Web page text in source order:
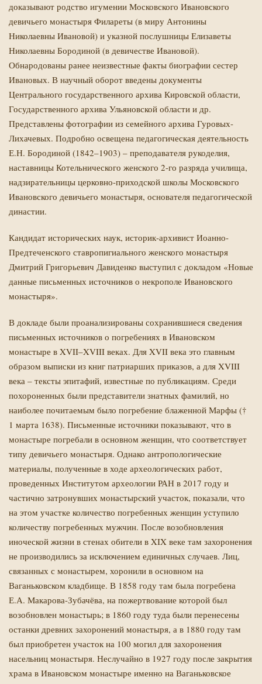
доказывают родство игумении Московского Ивановского
девичьего монастыря Филареты (в миру Антонины
Николаевны Ивановой) и указной послушницы Елизаветы
Николаевны Бородиной (в девичестве Ивановой).
Обнародованы ранее неизвестные факты биографии сестер
Ивановых. В научный оборот введены документы
Центрального государственного архива Кировской области,
Государственного архива Ульяновской области и др.
Представлены фотографии из семейного архива Гуровых-
Лихачевых. Подробно освещена педагогическая деятельность
Е.Н. Бородиной (1842–1903) – преподавателя рукоделия,
наставницы Котельнического женского 2-го разряда училища,
надзирательницы церковно-приходской школы Московского
Ивановского девичьего монастыря, основателя педагогической
династии.
Кандидат исторических наук, историк-архивист Иоанно-
Предтеченского ставропигиального женского монастыря
Дмитрий Григорьевич Давиденко выступил с докладом «Новые
данные письменных источников о некрополе Ивановского
монастыря».
В докладе были проанализированы сохранившиеся сведения
письменных источников о погребениях в Ивановском
монастыре в XVII–XVIII веках. Для XVII века это главным
образом выписки из книг патриарших приказов, а для XVIII
века – тексты эпитафий, известные по публикациям. Среди
похороненных были представители знатных фамилий, но
наиболее почитаемым было погребение блаженной Марфы (†
1 марта 1638). Письменные источники показывают, что в
монастыре погребали в основном женщин, что соответствует
типу девичьего монастыря. Однако антропологические
материалы, полученные в ходе археологических работ,
проведенных Институтом археологии РАН в 2017 году и
частично затронувших монастырский участок, показали, что
на этом участке количество погребенных женщин уступило
количеству погребенных мужчин. После возобновления
иноческой жизни в стенах обители в XIX веке там захоронения
не производились за исключением единичных случаев. Лиц,
связанных с монастырем, хоронили в основном на
Ваганьковском кладбище. В 1858 году там была погребена
Е.А. Макарова-Зубачёва, на пожертвование которой был
возобновлен монастырь; в 1860 году туда были перенесены
останки древних захоронений монастыря, а в 1880 году там
был приобретен участок на 100 могил для захоронения
насельниц монастыря. Неслучайно в 1927 году после закрытия
храма в Ивановском монастыре именно на Ваганьковское